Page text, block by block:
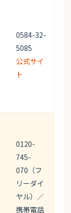
0584-32-
5085
公式サイ
ト
0120-
745-
070（フ
リーダイ
ヤル）／
携帯電話